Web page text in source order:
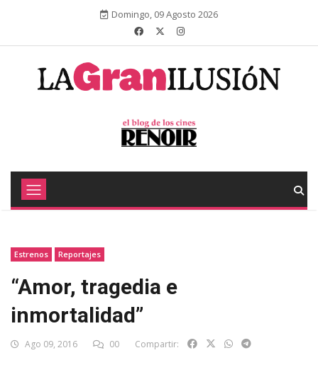
Domingo, 09 Agosto 2026
Estrenos Reportajes
“Amor, tragedia e
inmortalidad”
Ago 09, 2016 00 Compartir: